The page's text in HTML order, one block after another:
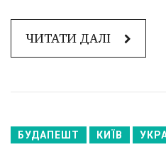
ЧИТАТИ ДАЛІ
БУДАПЕШТ КИЇВ